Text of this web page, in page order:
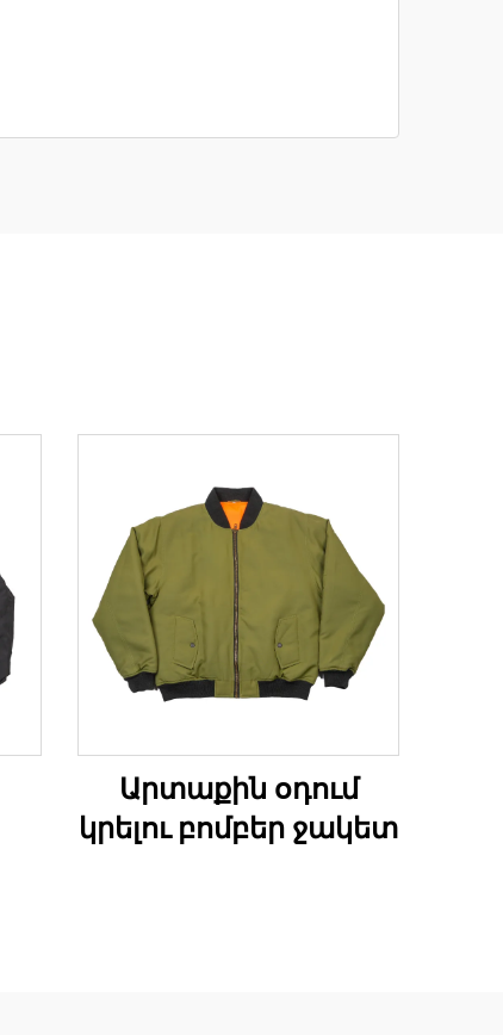
Արտաքին օդում
կրելու բոմբեր ջակետ